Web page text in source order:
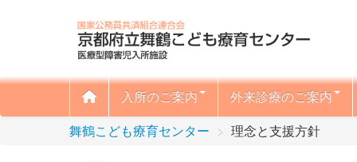
入所のご案内
外来診療のご案内
舞鶴こども療育センター > 理念と支援方針